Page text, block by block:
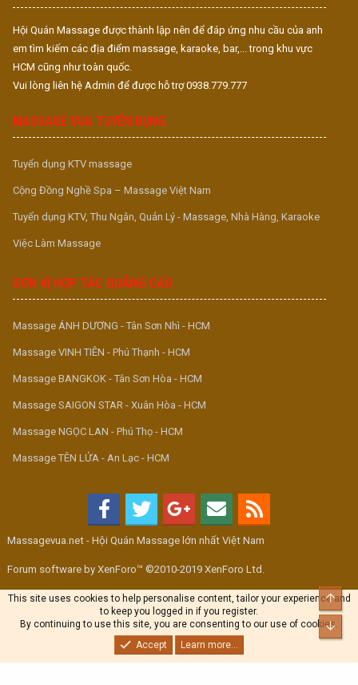
Hội Quán Massage được thành lập nên để đáp ứng nhu cầu của anh
em tìm kiếm các địa điểm massage, karaoke, bar,... trong khu vực
HCM cũng như toàn quốc.
Vui lòng liên hệ Admin để được hỗ trợ 0938.779.777
MASSAGE VUA TUYỂN DỤNG
Tuyển dụng KTV massage
Cộng Đồng Nghề Spa – Massage Việt Nam
Tuyển dụng KTV, Thu Ngân, Quản Lý - Massage, Nhà Hàng, Karaoke
Việc Làm Massage
ĐƠN VỊ HỢP TÁC QUẢNG CÁO
Massage ÁNH DƯƠNG - Tân Sơn Nhì - HCM
Massage VINH TIÊN - Phú Thạnh - HCM
Massage BANGKOK - Tân Sơn Hòa - HCM
Massage SAIGON STAR - Xuân Hòa - HCM
Massage NGỌC LAN - Phú Thọ - HCM
Massage TÊN LỬA - An Lạc - HCM
Massagevua.net - Hội Quán Massage lớn nhất Việt Nam
Forum software by XenForo™ ©2010-2019 XenForo Ltd.
This site uses cookies to help personalise content, tailor your experience and
to keep you logged in if you register.
By continuing to use this site, you are consenting to our use of cookies.
Accept
Learn more...
Top